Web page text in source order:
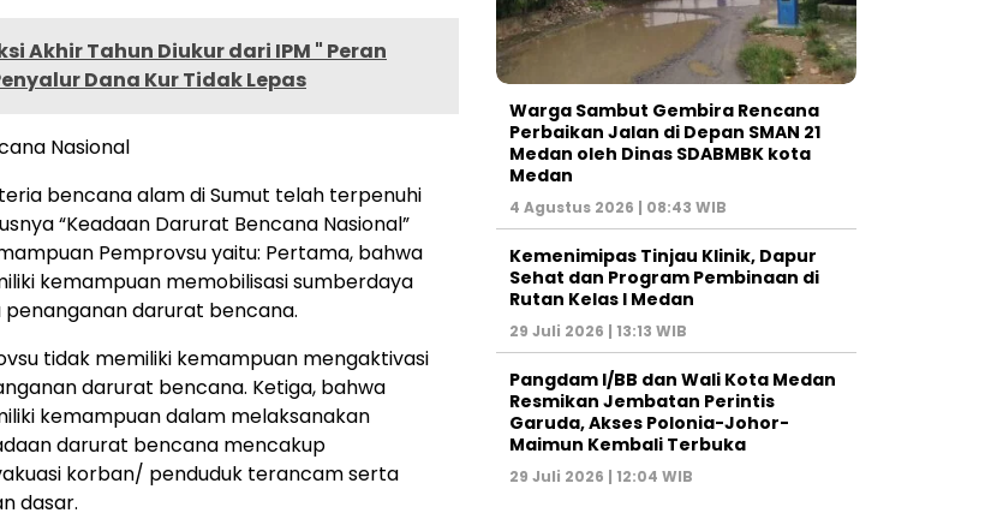
Akhir Tahun Diukur dari IPM " Peran
Dana Kur Tidak Lepas
Nasional
bencana alam di Sumut telah terpenuhi
“Keadaan Darurat Bencana Nasional”
Pemprovsu yaitu: Pertama, bahwa
kemampuan memobilisasi sumberdaya
penanganan darurat bencana.
tidak memiliki kemampuan mengaktivasi
darurat bencana. Ketiga, bahwa
kemampuan dalam melaksanakan
darurat bencana mencakup
korban/ penduduk terancam serta
dasar.
Warga Sambut Gembira Rencana
Perbaikan Jalan di Depan SMAN 21
Medan oleh Dinas SDABMBK kota
Medan
4 Agustus 2026 | 08:43 WIB
Kemenimipas Tinjau Klinik, Dapur
Sehat dan Program Pembinaan di
Rutan Kelas I Medan
29 Juli 2026 | 13:13 WIB
Pangdam I/BB dan Wali Kota Medan
Resmikan Jembatan Perintis
Garuda, Akses Polonia-Johor-
Maimun Kembali Terbuka
29 Juli 2026 | 12:04 WIB